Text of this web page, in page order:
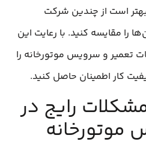
است از چندین شرکت
را مقایسه کنید. با رعایت این
تعمیر و سرویس موتورخانه را
کار اطمینان حاصل کنید.
رایج در
موتورخانه